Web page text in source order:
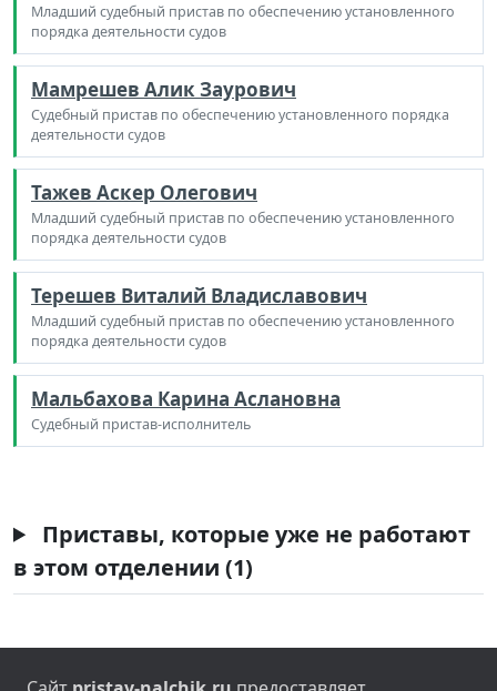
Младший судебный пристав по обеспечению установленного
порядка деятельности судов
Мамрешев Алик Заурович
Судебный пристав по обеспечению установленного порядка
деятельности судов
Тажев Аскер Олегович
Младший судебный пристав по обеспечению установленного
порядка деятельности судов
Терешев Виталий Владиславович
Младший судебный пристав по обеспечению установленного
порядка деятельности судов
Мальбахова Карина Аслановна
Судебный пристав-исполнитель
Приставы, которые уже не работают
в этом отделении (1)